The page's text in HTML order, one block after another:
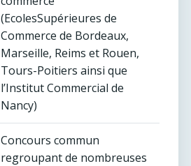
(EcolesSupérieures de
Commerce de Bordeaux,
Marseille, Reims et Rouen,
Tours-Poitiers ainsi que
l’Institut Commercial de
Nancy)
Concours commun
regroupant de nombreuses